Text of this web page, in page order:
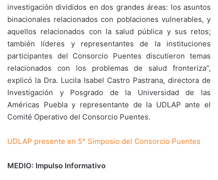
investigación divididos en dos grandes áreas: los asuntos
binacionales relacionados con poblaciones vulnerables, y
aquellos relacionados con la salud pública y sus retos;
también líderes y representantes de la instituciones
participantes del Consorcio Puentes discutieron temas
relacionados con los problemas de salud fronteriza”,
explicó la Dra. Lucila Isabel Castro Pastrana, directora de
Investigación y Posgrado de la Universidad de las
Américas Puebla y representante de la UDLAP ante el
Comité Operativo del Consorcio Puentes.
UDLAP presente en 5° Simposio del Consorcio Puentes
MEDIO: Impulso Informativo